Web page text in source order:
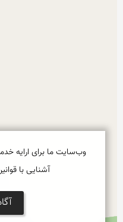
وب‌سایت ما برای ارایه
آشنایی با